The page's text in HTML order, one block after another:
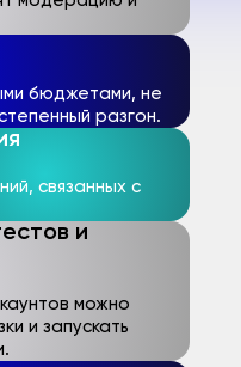
бюджетами, не
разгон.
связанных с
и
можно
и запускать